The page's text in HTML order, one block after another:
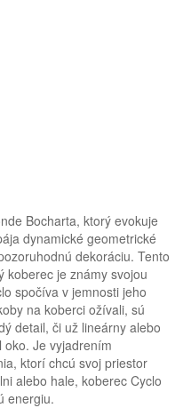
Bocharta, ktorý evokuje
dynamické geometrické
dekoráciu. Tento
koberec je známy svojou
spočíva v jemnosti jeho
na koberci ožívali, sú
detail, či už lineárny alebo
oko. Je vyjadrením
ktorí chcú svoj priestor
alebo hale, koberec Cyclo
energiu.